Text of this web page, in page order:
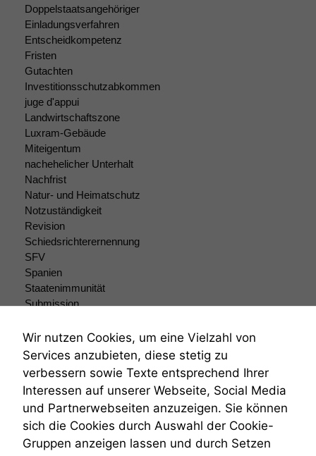
Doppelstaatsangehöriger
Einladungsverfahren
Entscheidkompetenz
Fristen
Gutachten
Investitionsschutzabkommen
juge d'appui
Landwirtschaftszone
Luxram-Gebäude
Miteigentum
nachehelicher Unterhalt
Nachfrist
Natur- und Heimatschutz
Notzuständigkeit
Revision
Schiedsrichterernennung
SFV
Spanien
Staatenimmunität
Submission
Teilungsklage
Venezuela
VRK
Wiederherstellungsanordnung
Zivilprozessordnung
ZPO
Zustellfiktion
Zuständigkeit
Wir nutzen Cookies, um eine Vielzahl von
Services anzubieten, diese stetig zu
verbessern sowie Texte entsprechend Ihrer
Interessen auf unserer Webseite, Social Media
und Partnerwebseiten anzuzeigen. Sie können
sich die Cookies durch Auswahl der Cookie-
Gruppen anzeigen lassen und durch Setzen
Funktionalität
Funktionen auf
dieser Website
sind optional.
Wenn Sie
diese Option
deaktivieren,
kann die
Website nicht
zu 100%